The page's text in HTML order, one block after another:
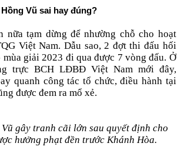
Vũ sai hay đúng?
nữa tạm dừng để nhường chỗ cho hoạt
Việt Nam. Dẫu sao, 2 đợt thi đấu hối
giải 2023 đi qua được 7 vòng đấu. Ở
trực BCH LĐBĐ Việt Nam mới đây,
quanh công tác tổ chức, điều hành tại
được đem ra mổ xẻ.
gây tranh cãi lớn sau quyết định cho
hưởng phạt đền trước Khánh Hòa.